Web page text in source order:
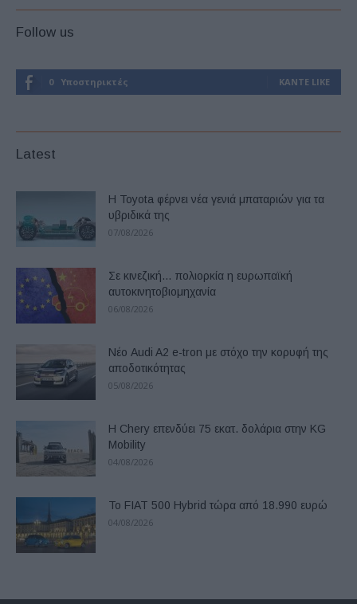
Follow us
0 Υποστηρικτές ΚΆΝΤΕ LIKE
Latest
Η Toyota φέρνει νέα γενιά μπαταριών για τα
υβριδικά της
07/08/2026
Σε κινεζική… πολιορκία η ευρωπαϊκή
αυτοκινητοβιομηχανία
06/08/2026
Νέο Audi A2 e-tron με στόχο την κορυφή της
αποδοτικότητας
05/08/2026
Η Chery επενδύει 75 εκατ. δολάρια στην KG
Mobility
04/08/2026
Το FIAT 500 Hybrid τώρα από 18.990 ευρώ
04/08/2026